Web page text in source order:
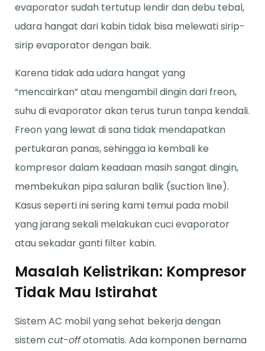
evaporator sudah tertutup lendir dan debu tebal,
udara hangat dari kabin tidak bisa melewati sirip-
sirip evaporator dengan baik.
Karena tidak ada udara hangat yang
“mencairkan” atau mengambil dingin dari freon,
suhu di evaporator akan terus turun tanpa kendali.
Freon yang lewat di sana tidak mendapatkan
pertukaran panas, sehingga ia kembali ke
kompresor dalam keadaan masih sangat dingin,
membekukan pipa saluran balik (suction line).
Kasus seperti ini sering kami temui pada mobil
yang jarang sekali melakukan cuci evaporator
atau sekadar ganti filter kabin.
Masalah Kelistrikan: Kompresor
Tidak Mau Istirahat
Sistem AC mobil yang sehat bekerja dengan
sistemcut-offotomatis. Ada komponen bernama